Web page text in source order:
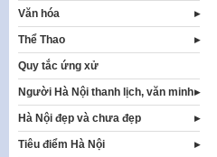
Văn hóa
Thể Thao
Quy tắc ứng xử
Người Hà Nội thanh lịch, văn minh
Hà Nội đẹp và chưa đẹp
Tiêu điểm Hà Nội